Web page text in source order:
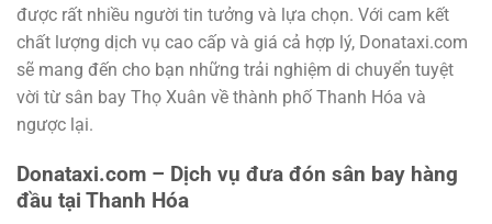
được rất nhiều người tin tưởng và lựa chọn. Với cam kết
chất lượng dịch vụ cao cấp và giá cả hợp lý, Donataxi.com
sẽ mang đến cho bạn những trải nghiệm di chuyển tuyệt
vời từ sân bay Thọ Xuân về thành phố Thanh Hóa và
ngược lại.
Donataxi.com – Dịch vụ đưa đón sân bay hàng
đầu tại Thanh Hóa